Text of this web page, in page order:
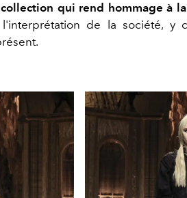
collection qui rend hommage à
de la société, y